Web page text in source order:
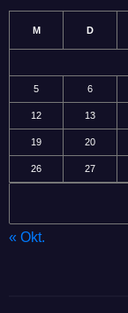
M D
5 6
12 13
19 20
26 27
« Okt.